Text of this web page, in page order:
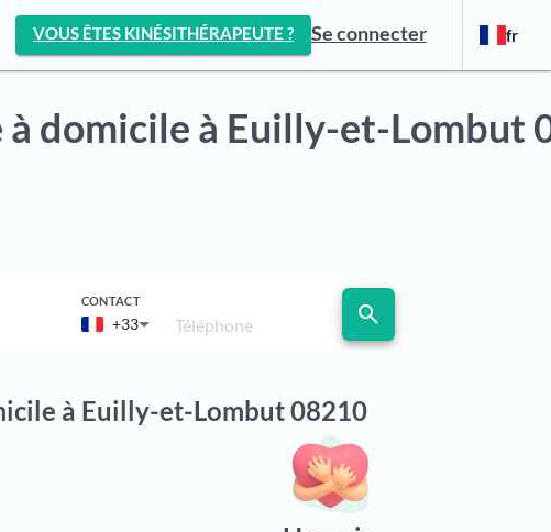
VOUS ÊTES KINÉSITHÉRAPEUTE ? Se connecter fr
domicile à Euilly-et-Lombut
CONTACT
+33 Téléphone search
à Euilly-et-Lombut 08210